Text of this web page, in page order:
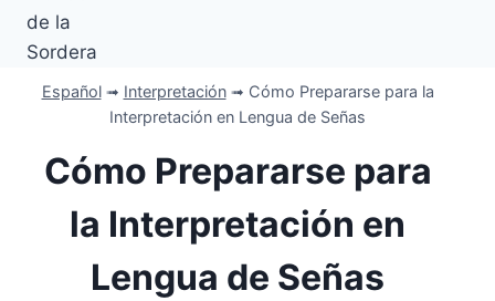
Español➟ Interpretación➟ Cómo Prepararse para la
Interpretación en Lengua de Señas
Cómo Prepararse para
la Interpretación en
Lengua de Señas